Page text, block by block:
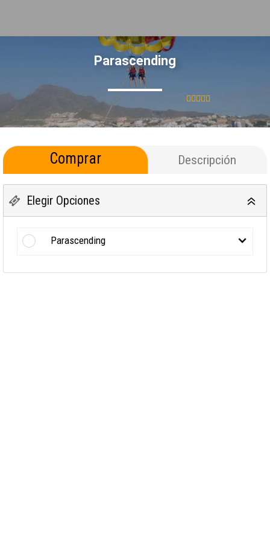
Parascending
Comprar Descripción
Elegir Opciones
Parascending